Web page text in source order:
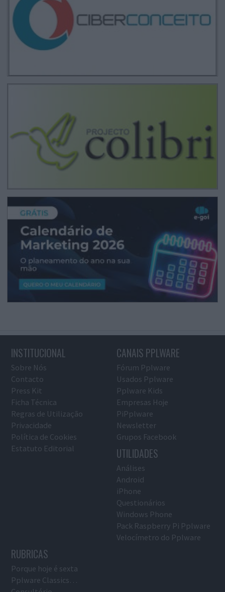
INSTITUCIONAL
Sobre Nós
Contacto
Press Kit
Ficha Técnica
Regras de Utilização
Privacidade
Política de Cookies
Estatuto Editorial
CANAIS PPLWARE
Fórum Pplware
Usados Pplware
Pplware Kids
Empresas Hoje
PiPplware
Newsletter
Grupos Facebook
UTILIDADES
Análises
Android
iPhone
Questionários
Windows Phone
Pack Raspberry Pi Pplware
Velocímetro do Pplware
RUBRICAS
Porque hoje é sexta
Pplware Classics…